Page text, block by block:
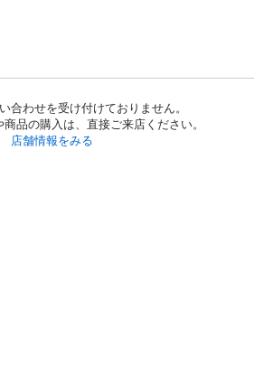
合わせを受け付けておりません。
品の購入は、直接ご来店ください。
店舗情報をみる